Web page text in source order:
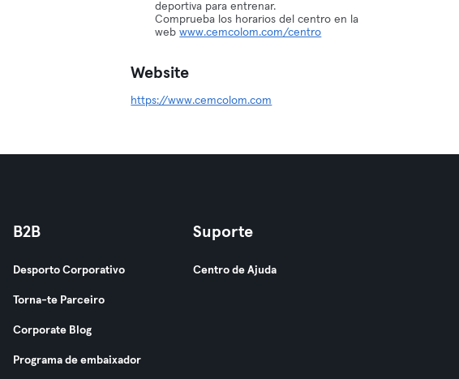
deportiva para entrenar.
Comprueba los horarios del centro en la
webwww.cemcolom.com/centro
Website
https://www.cemcolom.com
B2B
Desporto Corporativo
Torna-te Parceiro
Corporate Blog
Programa de embaixador
Suporte
Centro de Ajuda